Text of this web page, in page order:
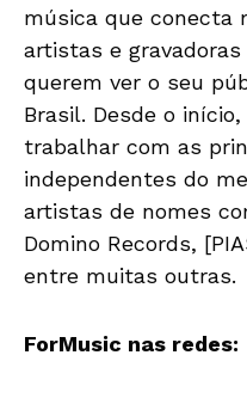
música que conecta
artistas e
querem ver o seu
Brasil. Desde o
trabalhar com as
independentes do
artistas de nomes
Domino Records,
entre muitas outras.
ForMusic nas redes: